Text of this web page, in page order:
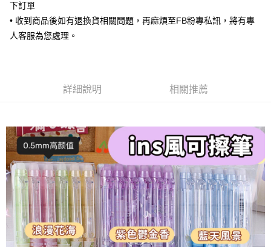
付款後全家取貨
付款後7-11取貨
宅配
每筆NT$80，滿NT$1,000(含以上)免運費
宅配(外島)
每筆NT$125，滿NT$1,500(含以上)免運費
其他海外郵寄 查看運費
香港澳門地區 查看運費
下訂單
• 收到商品後如有退換貨相關問題，再麻煩至FB粉專私訊，將有專
人客服為您處理。
詳細說明 相關推薦